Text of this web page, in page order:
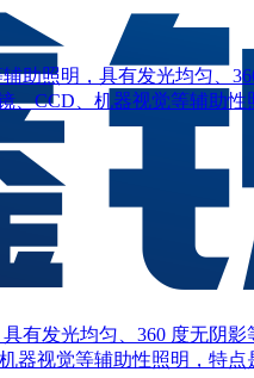
照明，具有发光均匀、
、CCD、机器视觉等辅助
有发光均匀、360 度无阴
器视觉等辅助性照明，特点